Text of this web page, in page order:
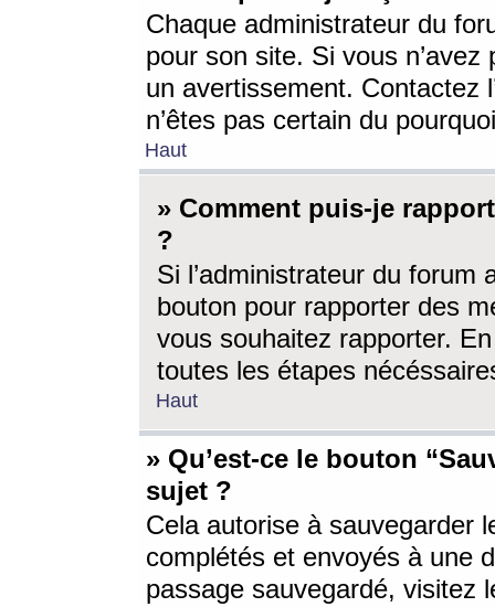
Chaque administrateur du
pour son site. Si vous
un avertissement. Contactez
n’êtes pas certain du
Haut
» Comment puis-je
?
Si l’administrateur du forum
bouton pour rapporter des
vous souhaitez rapporter.
toutes les étapes
Haut
» Qu’est-ce le bouton
sujet ?
Cela autorise à sauvegarder
complétés et envoyés à une
passage sauvegardé, visitez